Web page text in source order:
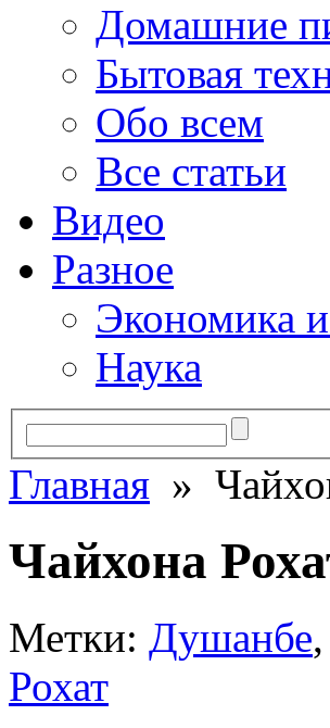
Домашние
Бытовая
Обо всем
Все статьи
Видео
Разное
Экономика
Наука
Главная »
Чайхона
Метки: Душанбе,
Рохат